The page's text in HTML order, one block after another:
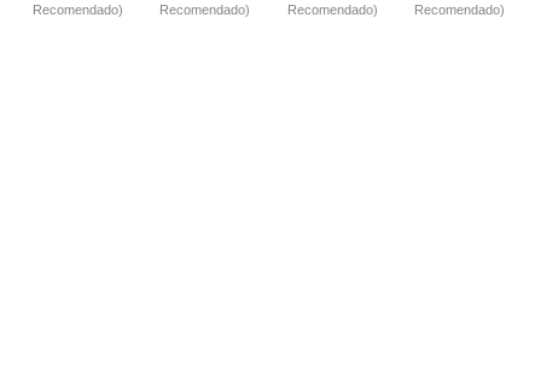
Recomendado)
Recomendado)
Recomendado)
Recomendado)